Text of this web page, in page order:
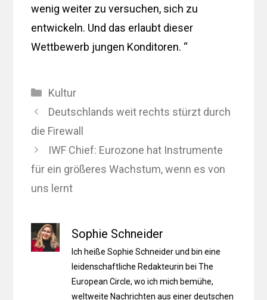
wenig weiter zu versuchen, sich zu
entwickeln. Und das erlaubt dieser
Wettbewerb jungen Konditoren. “
Kategorien
Kultur
Deutschlands weit rechts stürzt durch
die Firewall
IWF Chief: Eurozone hat Instrumente
für ein größeres Wachstum, wenn es von
uns lernt
Sophie Schneider
Ich heiße Sophie Schneider und bin eine
leidenschaftliche Redakteurin bei The
European Circle, wo ich mich bemühe,
weltweite Nachrichten aus einer deutschen